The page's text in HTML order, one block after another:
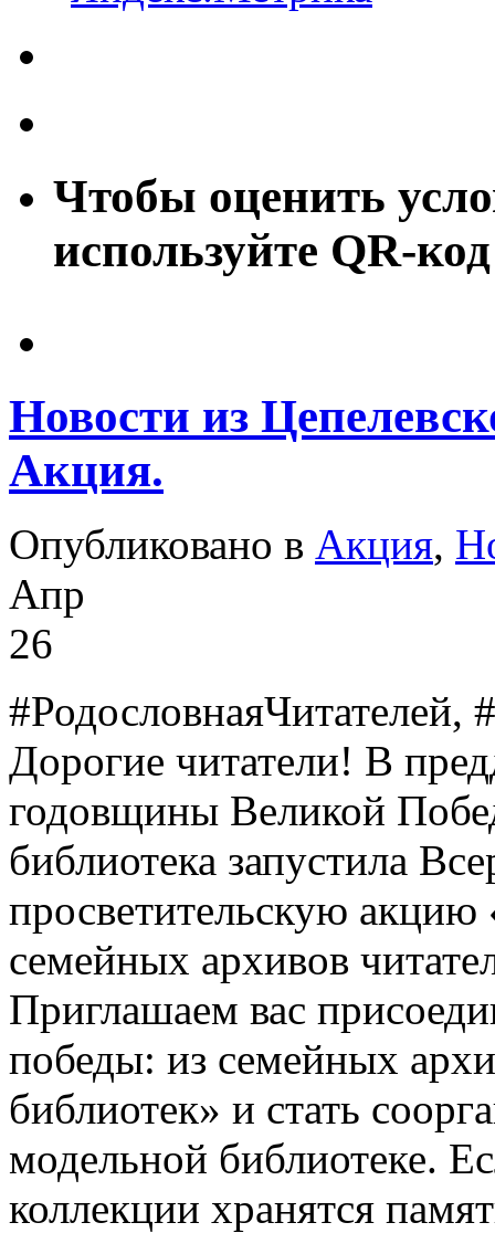
Чтобы оценить
используйте QR-код
Новости из
Акция.
Опубликовано в Акция,
Апр
26
#РодословнаяЧитателей,
Дорогие читатели! В
годовщины Великой
библиотека запустила
просветительскую
семейных архивов
Приглашаем вас
победы: из семейных
библиотек» и стать
модельной библиотеке.
коллекции хранятся